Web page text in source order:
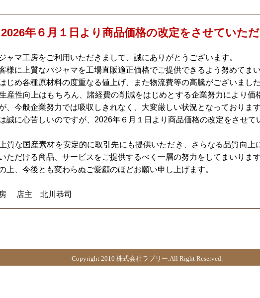
2026年６月１日より商品価格の改定をさせていた
ャマ工房をご利用いただきまして、誠にありがとうございます。
様に上質なパジャマを工場直販適正価格でご提供できるよう努めてまい
じめ各種原材料の度重なる値上げ、また物流費等の高騰がございました
産性向上はもちろん、諸経費の削減をはじめとする企業努力により価
、今般企業努力では吸収しきれなく、大変厳しい状況となっております
誠に心苦しいのですが、2026年６月１日より商品価格の改定をさせて
質な国産素材を安定的に取引先にも提供いただき、さらなる品質向上
ただける商品、サービスをご提供するべく一層の努力をしてまいります
上、今後とも変わらぬご愛顧のほどお願い申し上げます。
房 店主 北川恭司
Copyright 2010 株式会社ラブリー.All Right Reserved.